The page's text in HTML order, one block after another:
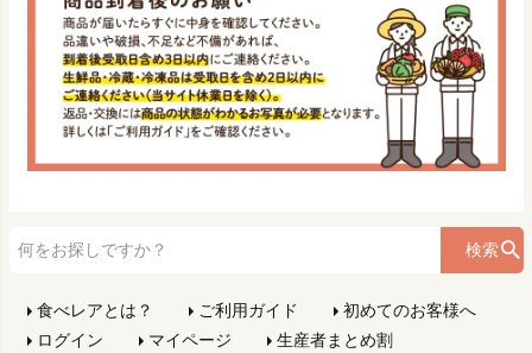
検索
食べレアとは？ ご利用ガイド
初めてのお客様へ
ログイン
マイページ
生産者まとめ割